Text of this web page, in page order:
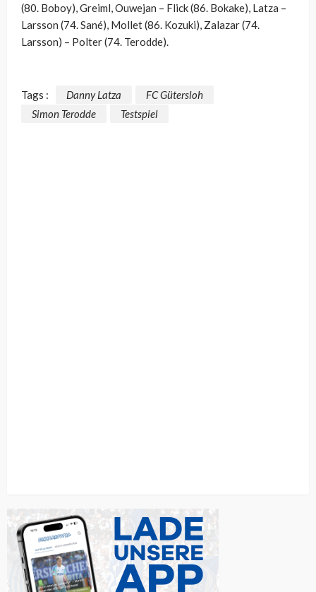
(80. Boboy), Greiml, Ouwejan – Flick (86. Bokake), Latza –
Larsson (74. Sané), Mollet (86. Kozuki), Zalazar (74.
Larsson) – Polter (74. Terodde).
Tags : Danny Latza
FC Gütersloh
Simon Terodde
Testspiel